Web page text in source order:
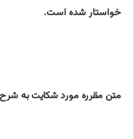
خواستار شده است.
متن مقرره مورد شکایت به